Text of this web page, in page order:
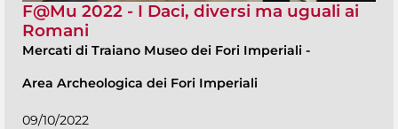
F@Mu 2022 - I Daci, diversi ma uguali ai
Romani
Mercati di Traiano Museo dei Fori Imperiali -
Area Archeologica dei Fori Imperiali
09/10/2022